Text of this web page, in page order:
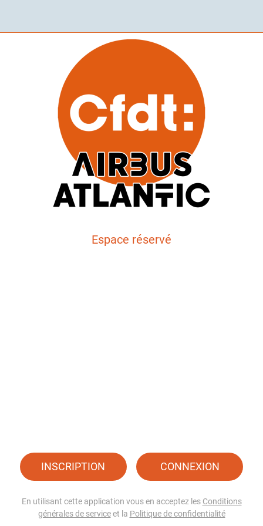
Espace réservé
INSCRIPTION CONNEXION
En utilisant cette application vous en acceptez les Conditions
générales de serviceet la Politique de confidentialité